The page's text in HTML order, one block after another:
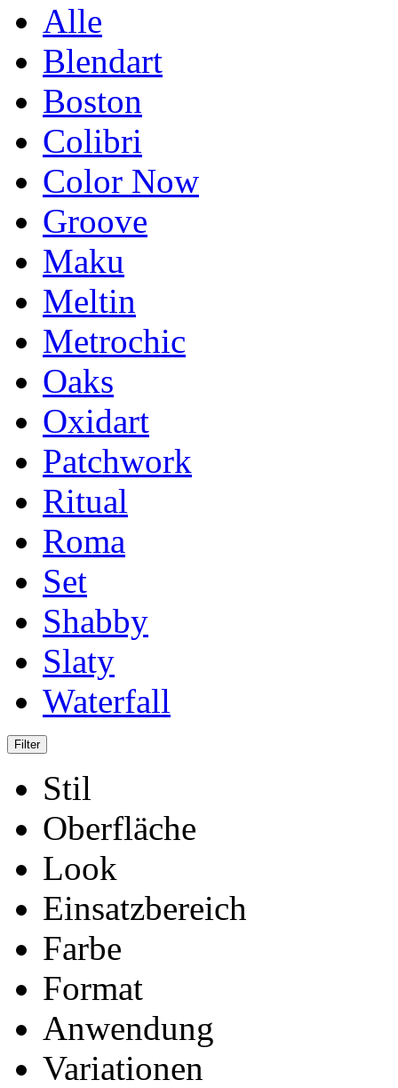
Alle
Blendart
Boston
Colibri
Color Now
Groove
Maku
Meltin
Metrochic
Oaks
Oxidart
Patchwork
Ritual
Roma
Set
Shabby
Slaty
Waterfall
Stil
Oberfläche
Look
Einsatzbereich
Farbe
Format
Anwendung
Variationen